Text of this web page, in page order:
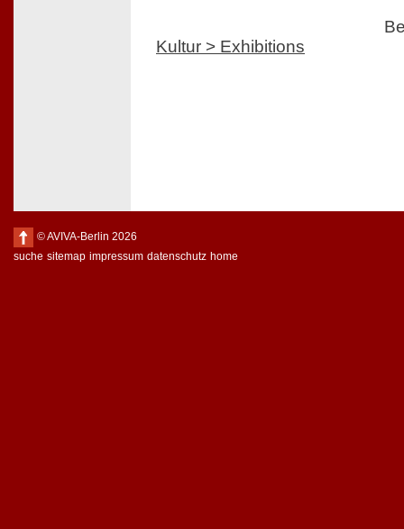
Kultur > Exhibitions
© AVIVA-Berlin 2026
suche sitemap impressum datenschutz home